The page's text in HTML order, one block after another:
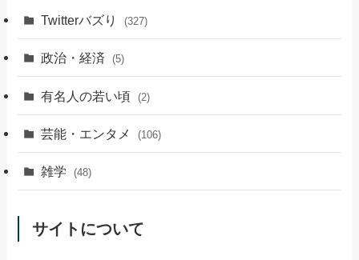
Twitterバズり (327)
政治・経済 (5)
有名人の若い頃 (2)
芸能・エンタメ (106)
雑学 (48)
サイトについて